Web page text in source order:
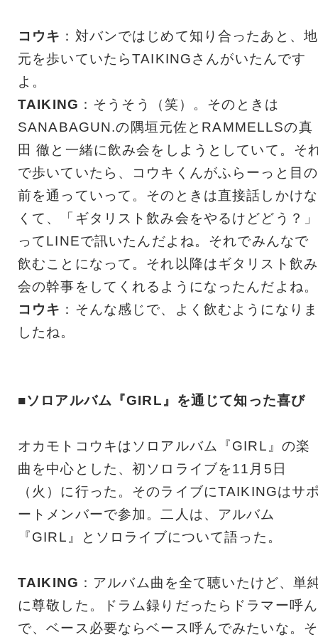
コウキ ：対バンではじめて知り合ったあと、地
元を歩いていたらTAIKINGさんがいたんです
よ。
TAIKING ：そうそう（笑）。そのときは
SANABAGUN.の隅垣元佐とRAMMELLSの真
田 徹と一緒に飲み会をしようとしていて。そ
で歩いていたら、コウキくんがふらーっと目の
前を通っていって。そのときは直接話しかけな
くて、「ギタリスト飲み会をやるけどどう？」
ってLINEで訊いたんだよね。それでみんなで
飲むことになって。それ以降はギタリスト飲み
会の幹事をしてくれるようになったんだよね。
コウキ ：そんな感じで、よく飲むようになりま
したね。
■ソロアルバム『GIRL』を通じて知った喜び
オカモトコウキはソロアルバム『GIRL』の楽
曲を中心とした、初ソロライブを11月5日
（火）に行った。そのライブにTAIKINGはサ
ートメンバーで参加。二人は、アルバム
『GIRL』とソロライブについて語った。
TAIKING ：アルバム曲を全て聴いたけど、単
に尊敬した。ドラム録りだったらドラマー呼ん
で、ベース必要ならベース呼んでみたいな。そ